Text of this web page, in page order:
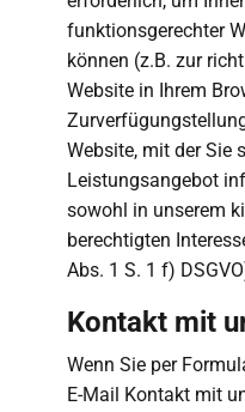
funktionsgerechter
können (z.B. zur
Website in Ihrem
Website, mit der Sie
Leistungsangebot
sowohl in unserem
berechtigten
Abs. 1 S. 1 f)
Kontakt mit
Wenn Sie per
E-Mail Kontakt mit